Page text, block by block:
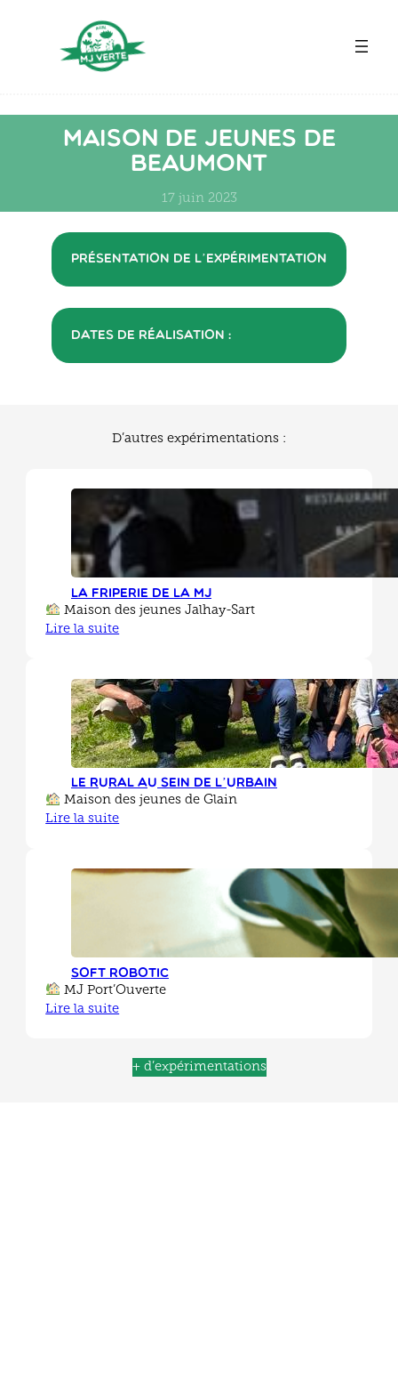
Maison de jeunes de
Beaumont
17 juin 2023
Présentation de l’expérimentation
Dates de réalisation :
D’autres expérimentations :
La friperie de la MJ
Maison des jeunes Jalhay-Sart
Lire la suite
Le rural au sein de l’urbain
Maison des jeunes de Glain
Lire la suite
Soft Robotic
MJ Port’Ouverte
Lire la suite
+ d’expérimentations